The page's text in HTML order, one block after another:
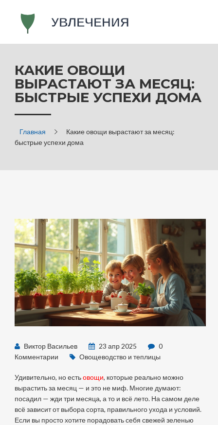
КАКИЕ ОВОЩИ
ВЫРАСТАЮТ ЗА МЕСЯЦ:
БЫСТРЫЕ УСПЕХИ ДОМА
Главная
Какие овощи вырастают за месяц:
быстрые успехи дома
Виктор Васильев 23 апр 2025
0
Комментарии
Овощеводство и теплицы
Удивительно, но естьовощи, которые реально можно
вырастить за месяц — и это не миф. Многие думают:
посадил — жди три месяца, а то и всё лето. На самом деле
всё зависит от выбора сорта, правильного ухода и условий.
Если вы просто хотите порадовать себя свежей зеленью